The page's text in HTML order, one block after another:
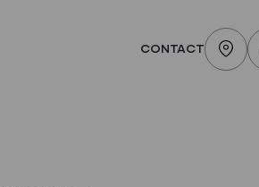
CONTACT